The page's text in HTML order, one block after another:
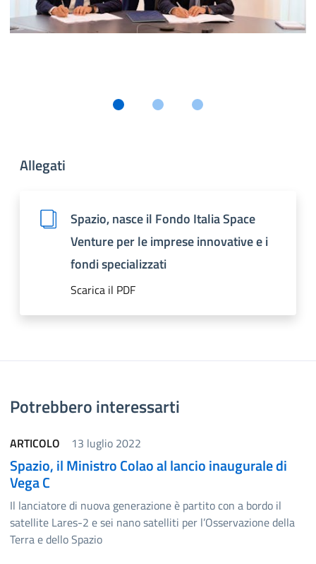
Allegati
Spazio, nasce il Fondo Italia Space
Venture per le imprese innovative e i
fondi specializzati
Scarica il PDF
Potrebbero interessarti
ARTICOLO 13 luglio 2022
Spazio, il Ministro Colao al lancio inaugurale di
Vega C
Il lanciatore di nuova generazione è partito con a bordo il
satellite Lares-2 e sei nano satelliti per l’Osservazione della
Terra e dello Spazio